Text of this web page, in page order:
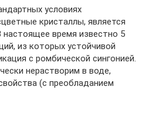
условиях
кристаллы, является
время известно 5
из которых устойчивой
с ромбической сингонией.
нерастворим в воде,
(с преобладанием